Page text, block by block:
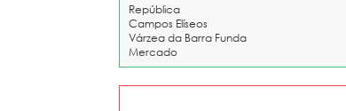
República
Campos Elíseos
Várzea da Barra Funda
Mercado